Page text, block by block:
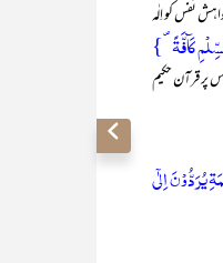
نفس کو اِلٰہ
کَآفَّۃً ۪}
پر قرآن حکیم
یُرَدُّوۡنَ اِلٰۤی